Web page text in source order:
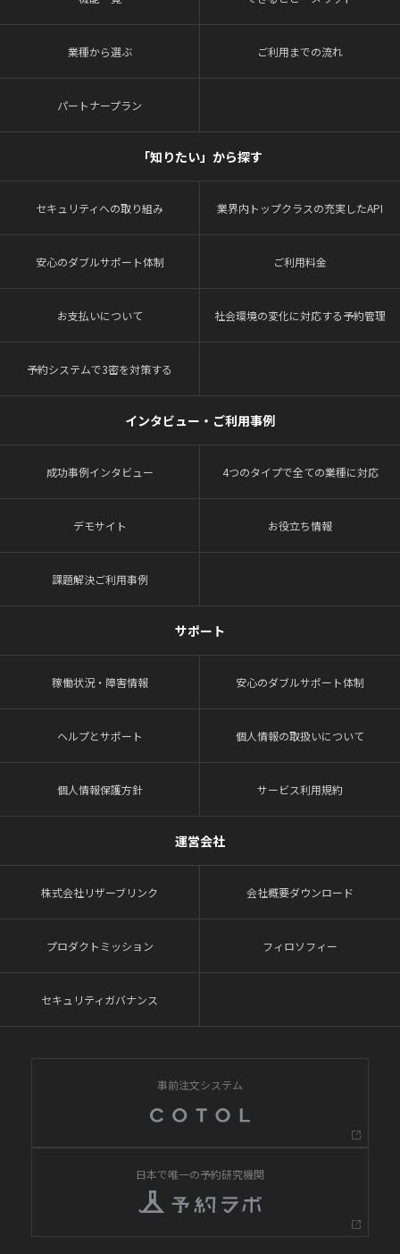
業種から選ぶ ご利用までの流れ
パートナープラン
「知りたい」から探す
セキュリティへの取り組み 業界内トップクラスの充実したAPI
安心のダブルサポート体制 ご利用料金
お支払いについて 社会環境の変化に対応する予約管理
予約システムで3密を対策する
インタビュー・ご利用事例
成功事例インタビュー 4つのタイプで全ての業種に対応
デモサイト お役立ち情報
課題解決ご利用事例
サポート
稼働状況・障害情報 安心のダブルサポート体制
ヘルプとサポート 個人情報の取扱いについて
個人情報保護方針 サービス利用規約
運営会社
株式会社リザーブリンク 会社概要ダウンロード
プロダクトミッション フィロソフィー
セキュリティガバナンス
事前注文システム
日本で唯一の予約研究機関